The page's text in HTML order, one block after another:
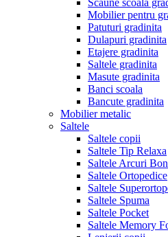
Scaune scoala
Mobilier pentru
Patuturi gradinita
Dulapuri gradinita
Etajere gradinita
Saltele gradinita
Masute gradinita
Banci scoala
Bancute gradinita
Mobilier metalic
Saltele
Saltele copii
Saltele Tip Relaxa
Saltele Arcuri
Saltele Ortopedice
Saltele
Saltele Spuma
Saltele Pocket
Saltele Memory